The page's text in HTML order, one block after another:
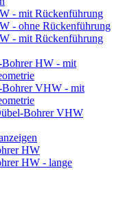
- mit Rückenführung
- ohne Rückenführung
- mit Rückenführung
HW - mit
Bohrer VHW - mit
Bohrer VHW
HW
HW - lange